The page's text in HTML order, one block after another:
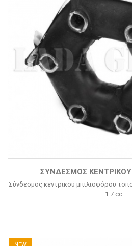
ΣΎΝΔΕΣΜΟΣ
Σύνδεσμος κεντρικού μπιλιοφόρου
1.7 cc.
NEW